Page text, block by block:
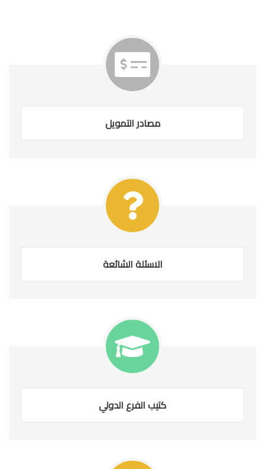
مصادر التمويل
الاسئلة الشائعة
كتيب الفرع الدولي